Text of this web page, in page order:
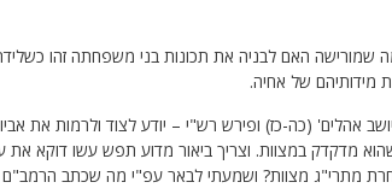
שמורישה האם לבניה את תכונות בני משפחתה זהו
מידותיהם של אחיה.
אהלים' (כה-כז) ופירש רש"י – יודע לצוד ולרמות את
מדקדק במצוות. וצריך ביאור מדוע תפש עשו דוקא את
מתרי"ג מצוות? ושמעתי לבאר עפ"י מה שכתב